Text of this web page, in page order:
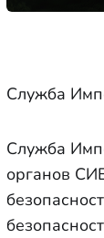
Служба
Служба
органов